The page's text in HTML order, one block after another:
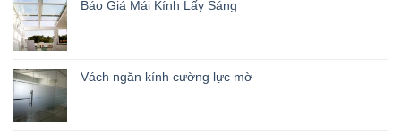
Báo Giá Mái Kính Lấy Sáng
Vách ngăn kính cường lực mờ